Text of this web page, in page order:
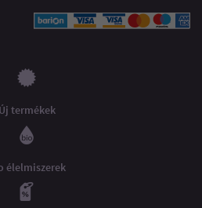
Új termékek
élelmiszerek